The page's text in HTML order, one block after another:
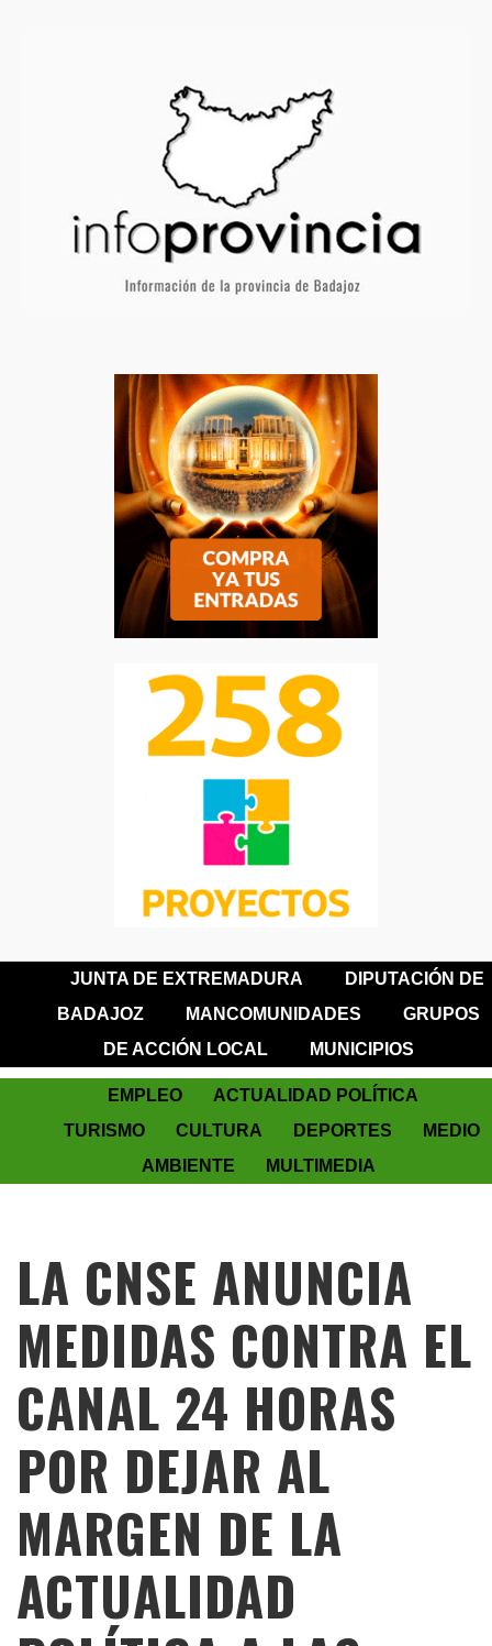
JUNTA DE EXTREMADURA
DIPUTACIÓN DE
BADAJOZ
MANCOMUNIDADES
GRUPOS
DE ACCIÓN LOCAL
MUNICIPIOS
EMPLEO
ACTUALIDAD POLÍTICA
TURISMO
CULTURA DEPORTES
MEDIO
AMBIENTE
MULTIMEDIA
LA CNSE ANUNCIA
MEDIDAS CONTRA EL
CANAL 24 HORAS
POR DEJAR AL
MARGEN DE LA
ACTUALIDAD